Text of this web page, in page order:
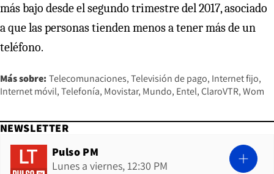
más bajo desde el segundo trimestre del 2017, asociado
a que las personas tienden menos a tener más de un
teléfono.
Más sobre: Telecomunaciones Televisión de pago Internet fijo
Internet móvil Telefonía Movistar Mundo Entel ClaroVTR Wom
NEWSLETTER
Pulso PM
Lunes a viernes, 12:30 PM